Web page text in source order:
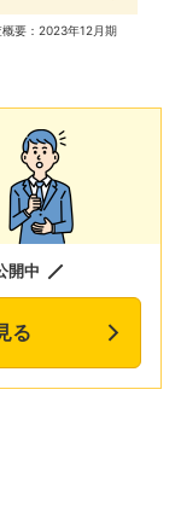
要：2023年12月期
開中
る